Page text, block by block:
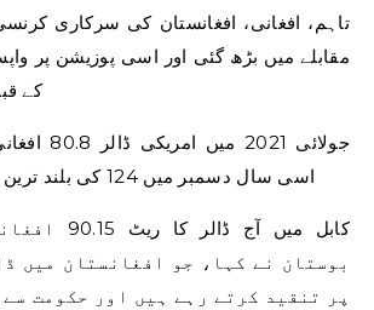
تاہم، افغانی، افغانستان کی سرکاری
مقابلے میں بڑھ گئی اور اسی پوزیشن پر
کے
جولائی
اسی سال دسمبر میں 124 کی بلند ترین سطح پر پہنچ گیا۔
بوستان نے کہا، جو افغانستان میں
پر تنقید کرتے رہے ہیں اور حکومت